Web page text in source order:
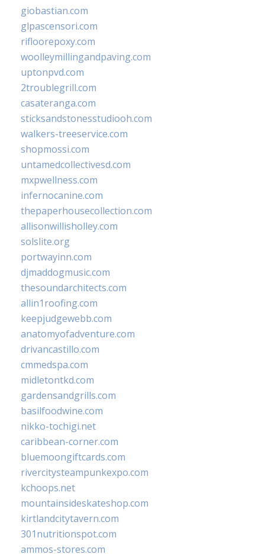
giobastian.com
glpascensori.com
rifloorepoxy.com
woolleymillingandpaving.com
uptonpvd.com
2troublegrill.com
casateranga.com
sticksandstonesstudiooh.com
walkers-treeservice.com
shopmossi.com
untamedcollectivesd.com
mxpwellness.com
infernocanine.com
thepaperhousecollection.com
allisonwillisholley.com
solslite.org
portwayinn.com
djmaddogmusic.com
thesoundarchitects.com
allin1roofing.com
keepjudgewebb.com
anatomyofadventure.com
drivancastillo.com
cmmedspa.com
midletontkd.com
gardensandgrills.com
basilfoodwine.com
nikko-tochigi.net
caribbean-corner.com
bluemoongiftcards.com
rivercitysteampunkexpo.com
kchoops.net
mountainsideskateshop.com
kirtlandcitytavern.com
301nutritionspot.com
ammos-stores.com